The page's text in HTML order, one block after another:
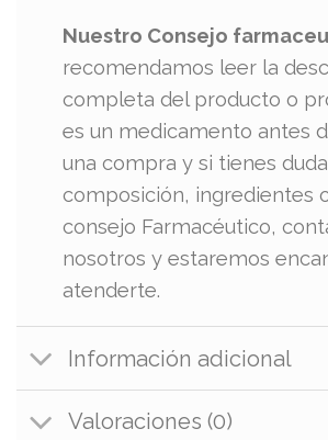
Nuestro Consejo
recomendamos leer la
completa del producto o
es un medicamento antes
una compra y si tienes
composición, ingredientes
consejo Farmacéutico,
nosotros y estaremos
atenderte.
Información adicional
Valoraciones (0)